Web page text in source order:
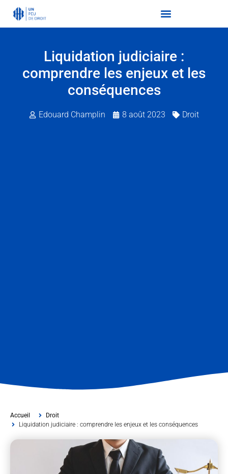
Liquidation judiciaire :
comprendre les enjeux et les
conséquences
Edouard Champlin 8 août 2023 Droit
Accueil
Droit
Liquidation judiciaire : comprendre les enjeux et les conséquences